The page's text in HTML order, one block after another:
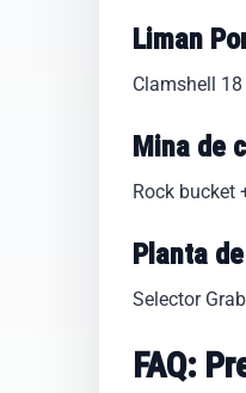
Liman
Clamshell
Mina de
Rock bucket
Planta
Selector
FAQ: